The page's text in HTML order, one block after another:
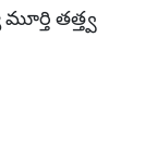
తత్త్వ